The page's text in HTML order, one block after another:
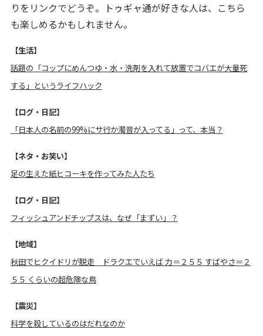
りをリンクでどうぞ。トゥギャ通が好きな人は、こちら
も楽しめるかもしれません。
【生活】
話題の「コップにめんつゆ・水・洗剤を入れて放置でコバエが大量死
する」というライフハック
【ログ・日記】
「日本人の名前の99%にサ行か濁音が入ってる」って、本当？
【ネタ・お笑い】
足の生えた紙ヒコーキを作ってみた人たち
【ログ・日記】
フィッシュアンドチップスは、なぜ「まずい」？
【地域】
秋田でヒクイドリが脱走 ドラクエでいえば 力＝２５５ すばやさ＝２
５５ くらいの超危険な鳥
【震災】
科学を殺しているのはだれなのか